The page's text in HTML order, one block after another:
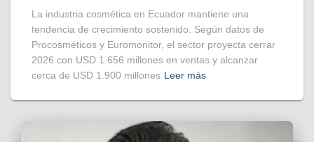
La industria cosmética en Ecuador mantiene una
tendencia de crecimiento sostenido. Según datos de
Procosméticos y Euromonitor, el sector proyecta cerrar
2026 con USD 1.656 millones en ventas y alcanzar
cerca de USD 1.900 millones Leer más